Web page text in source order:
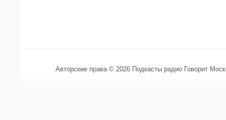
Авторские права © 2026 Подкасты радио Говорит